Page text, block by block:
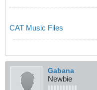
CAT Music Files
Gabana
Newbie